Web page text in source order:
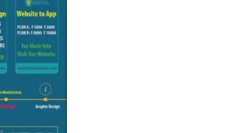
m